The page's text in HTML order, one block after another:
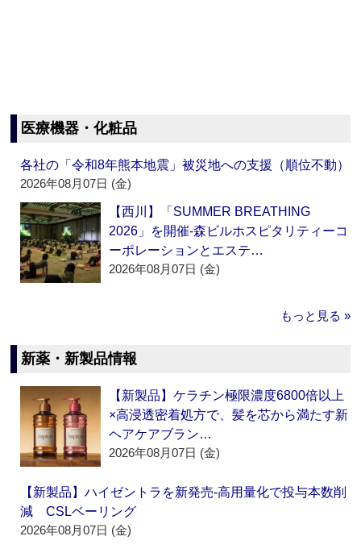
医療機器・化粧品
各社の「令和8年熊本地震」被災地への支援（順位不動）
2026年08月07日 (金)
【西川】「SUMMER BREATHING
2026」を開催‐森ビルホスピタリティーコ
ーポレーションとエステ…
2026年08月07日 (金)
もっと見る »
新薬・新製品情報
【新製品】ケラチン極限濃度6800倍以上
×高浸透密着処方で、髪を芯から満たす新
ヘアケアブラン…
2026年08月07日 (金)
【新製品】ハイゼントラを新発売‐高用量化で投与本数削
減 CSLベーリング
2026年08月07日 (金)